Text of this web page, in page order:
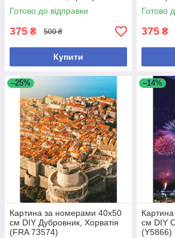
73529)
Готово до відправки
375 ₴ 500 ₴
Купити
Готово
375 ₴
–25%
Картина за номерами 40x50
см DIY Дубровник, Хорватія
(FRA 73574)
–14%
см DIY
(Y5866)